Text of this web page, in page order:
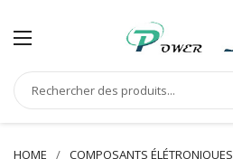
HOME COMPOSANTS ÉLÉTRONIQUES